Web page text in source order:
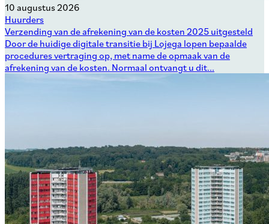
10 augustus 2026
Huurders
Verzending van de afrekening van de kosten 2025 uitgesteld
Door de huidige digitale transitie bij Lojega lopen bepaalde
procedures vertraging op, met name de opmaak van de
afrekening van de kosten. Normaal ontvangt u dit...